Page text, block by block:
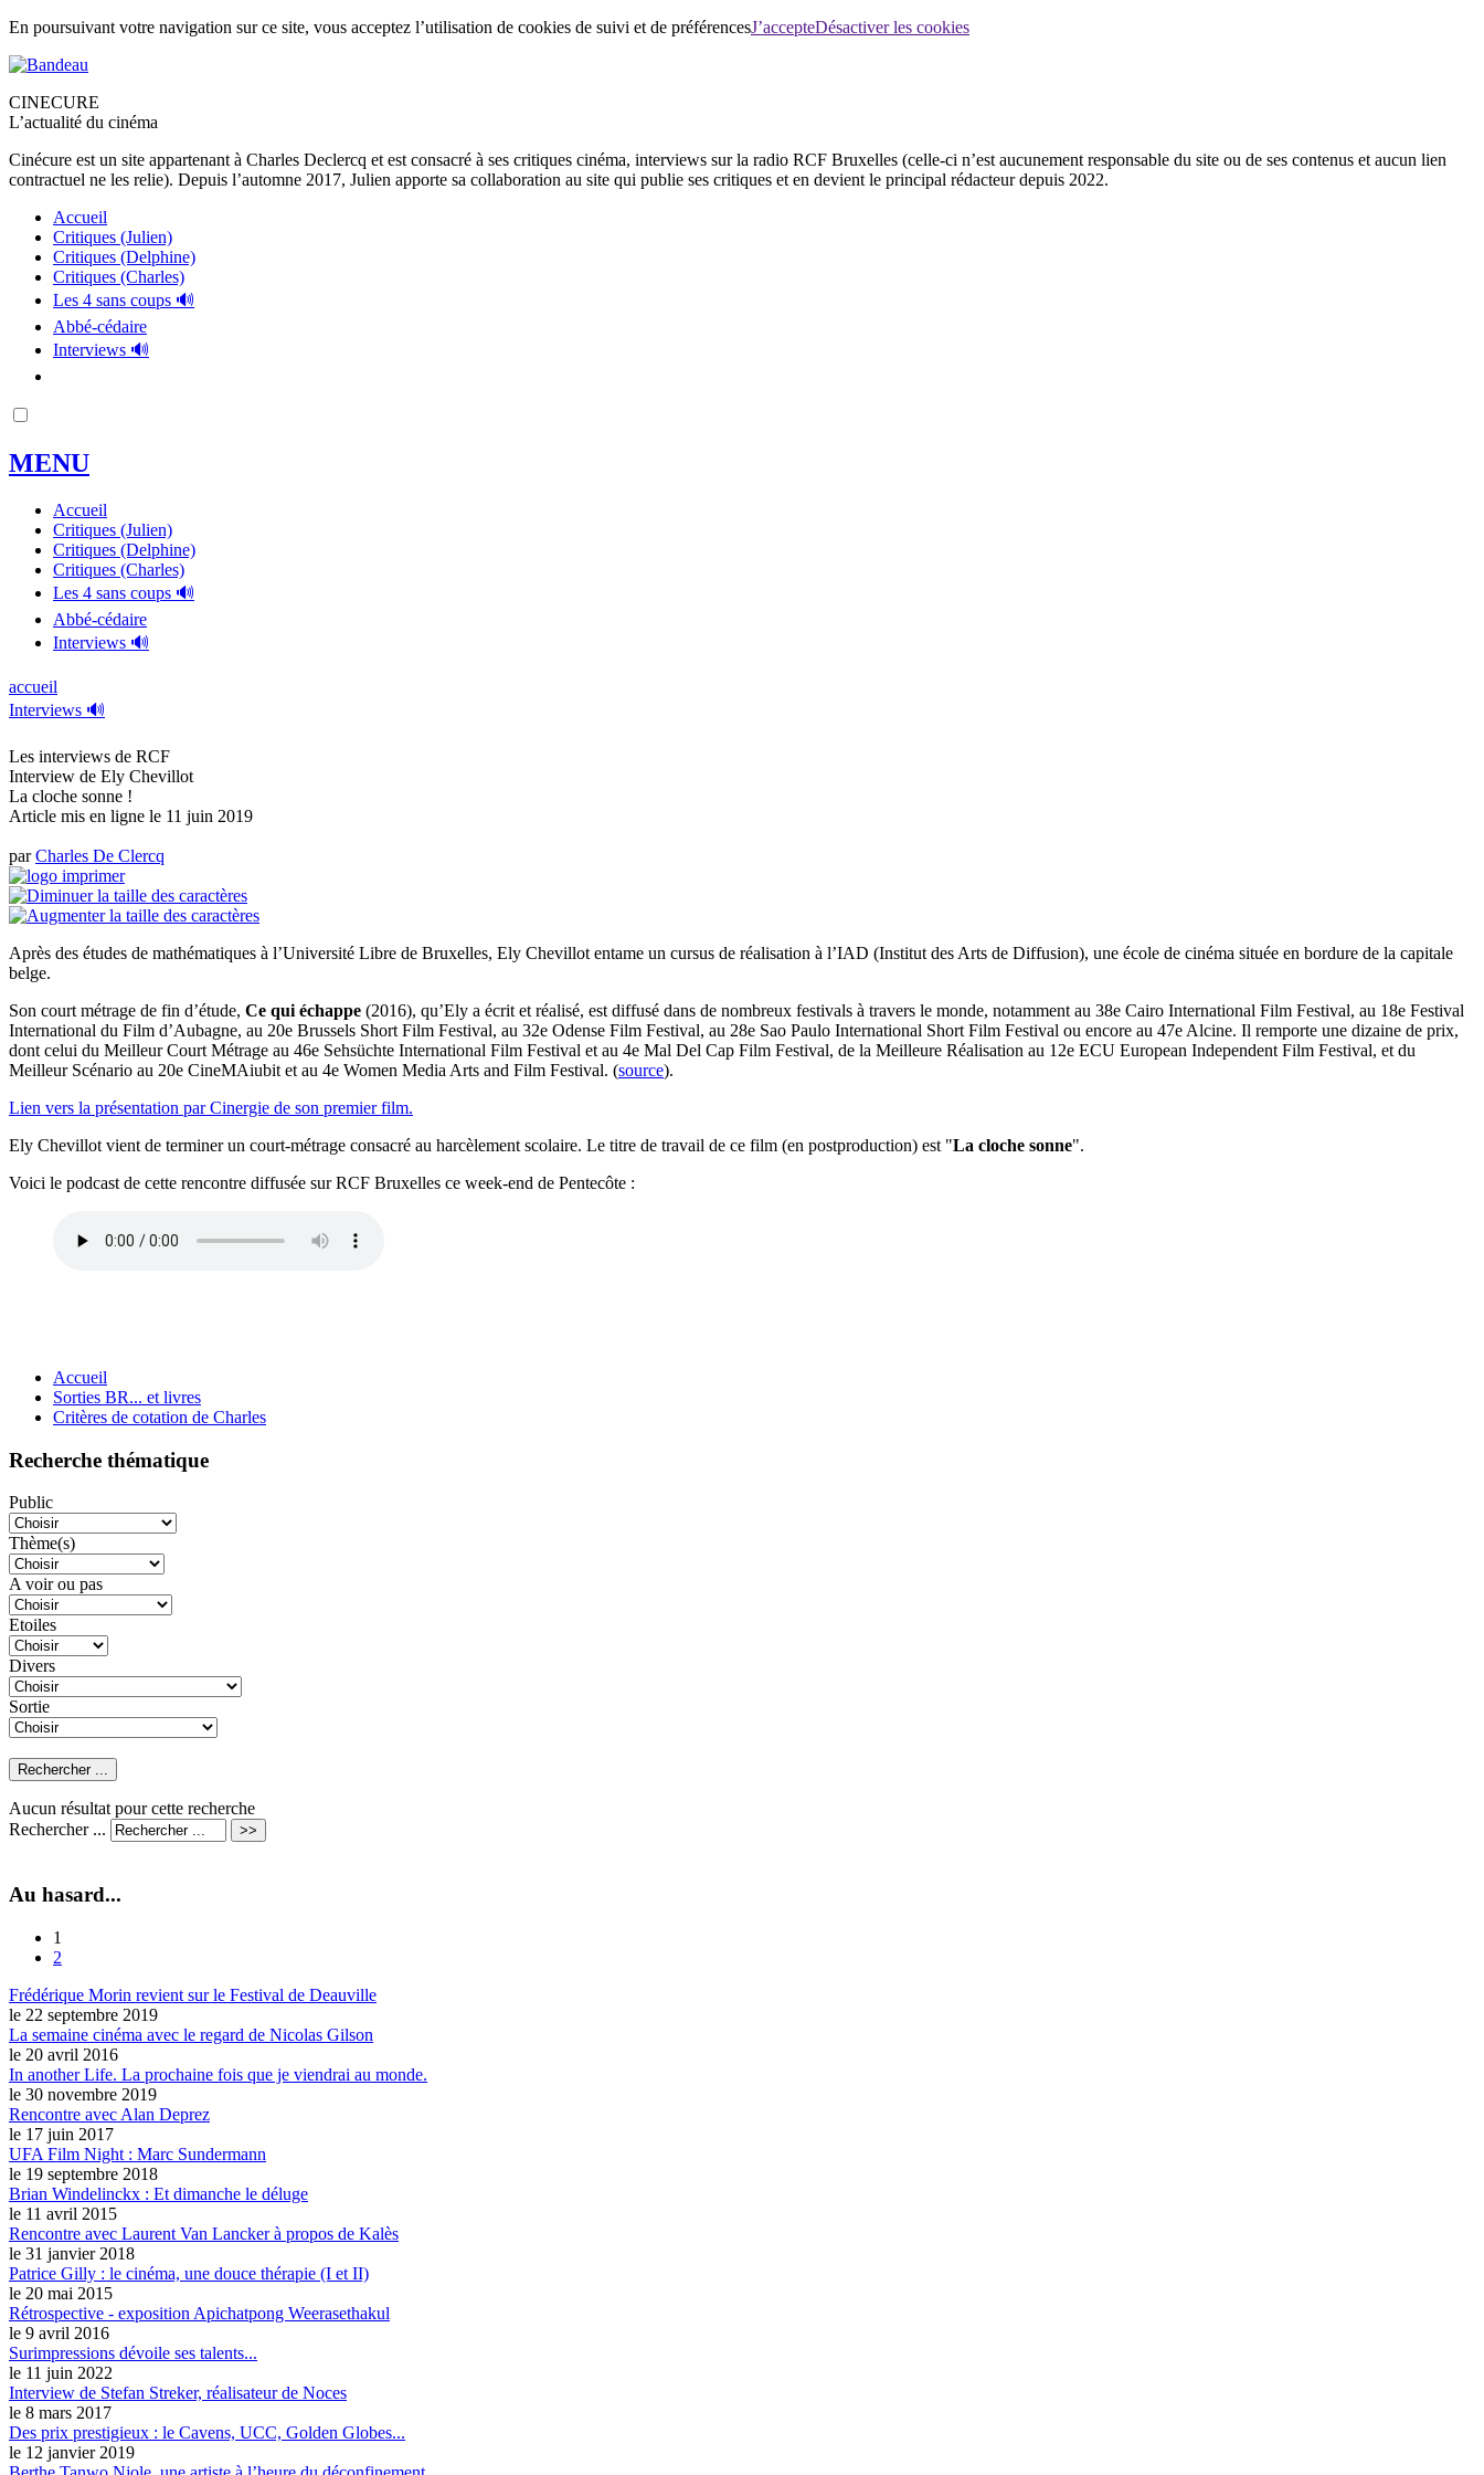
En poursuivant votre navigation sur ce site, vous acceptez l’utilisation de cookies de suivi et de préférencesJ’accepteDésactiver les cookies
CINECURE
L’actualité du cinéma
Cinécure est un site appartenant à Charles Declercq et est consacré à ses critiques cinéma, interviews sur la radio RCF Bruxelles (celle-ci n’est aucunement responsable du site ou de ses contenus et aucun lien
contractuel ne les relie). Depuis l’automne 2017, Julien apporte sa collaboration au site qui publie ses critiques et en devient le principal rédacteur depuis 2022.
Accueil
Critiques (Julien)
Critiques (Delphine)
Critiques (Charles)
Les 4 sans coups 🔊
Abbé-cédaire
Interviews 🔊
MENU
Accueil
Critiques (Julien)
Critiques (Delphine)
Critiques (Charles)
Les 4 sans coups 🔊
Abbé-cédaire
Interviews 🔊
accueil
Interviews 🔊
Les interviews de RCF
Interview de Ely Chevillot
La cloche sonne !
Article mis en ligne le 11 juin 2019
parCharles De Clercq
Après des études de mathématiques à l’Université Libre de Bruxelles, Ely Chevillot entame un cursus de réalisation à l’IAD (Institut des Arts de Diffusion), une école de cinéma située en bordure de la capitale
belge.
Son court métrage de fin d’étude, Ce qui échappe (2016), qu’Ely a écrit et réalisé, est diffusé dans de nombreux festivals à travers le monde, notamment au 38e Cairo International Film Festival, au 18e Festival
International du Film d’Aubagne, au 20e Brussels Short Film Festival, au 32e Odense Film Festival, au 28e Sao Paulo International Short Film Festival ou encore au 47e Alcine. Il remporte une dizaine de prix,
dont celui du Meilleur Court Métrage au 46e Sehsüchte International Film Festival et au 4e Mal Del Cap Film Festival, de la Meilleure Réalisation au 12e ECU European Independent Film Festival, et du
Meilleur Scénario au 20e CineMAiubit et au 4e Women Media Arts and Film Festival. (source).
Lien vers la présentation par Cinergie de son premier film.
Ely Chevillot vient de terminer un court-métrage consacré au harcèlement scolaire. Le titre de travail de ce film (en postproduction) est "La cloche sonne".
Voici le podcast de cette rencontre diffusée sur RCF Bruxelles ce week-end de Pentecôte :
Accueil
Sorties BR... et livres
Critères de cotation de Charles
Recherche thématique
Public
Thème(s)
A voir ou pas
Etoiles
Divers
Sortie
Aucun résultat pour cette recherche
Rechercher ...
Au hasard...
1
2
Frédérique Morin revient sur le Festival de Deauville
le 22 septembre 2019
La semaine cinéma avec le regard de Nicolas Gilson
le 20 avril 2016
In another Life. La prochaine fois que je viendrai au monde.
le 30 novembre 2019
Rencontre avec Alan Deprez
le 17 juin 2017
UFA Film Night : Marc Sundermann
le 19 septembre 2018
Brian Windelinckx : Et dimanche le déluge
le 11 avril 2015
Rencontre avec Laurent Van Lancker à propos de Kalès
le 31 janvier 2018
Patrice Gilly : le cinéma, une douce thérapie (I et II)
le 20 mai 2015
Rétrospective - exposition Apichatpong Weerasethakul
le 9 avril 2016
Surimpressions dévoile ses talents...
le 11 juin 2022
Interview de Stefan Streker, réalisateur de Noces
le 8 mars 2017
Des prix prestigieux : le Cavens, UCC, Golden Globes...
le 12 janvier 2019